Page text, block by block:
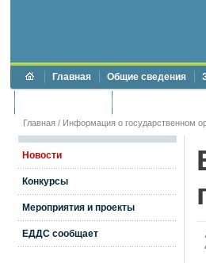
Главная Общие сведения
Главная / Информация о государственном
Новости
Конкурсы
Мероприятия и проекты
ЕДДС сообщает